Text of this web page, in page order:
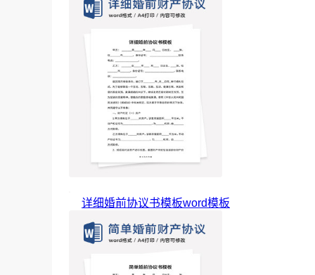
详细婚前协议书模板word模板